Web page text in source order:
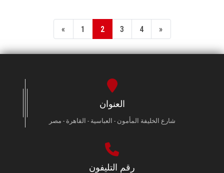
« 1 2 3 4 »
العنوان
شارع الخليفة المأمون - العباسية - القاهرة - مصر
رقم التليفون